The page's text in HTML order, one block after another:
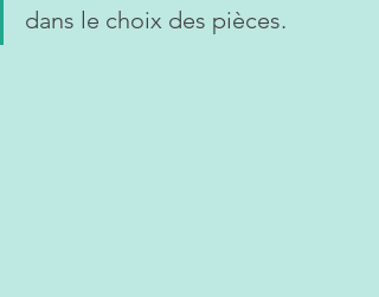
dans le choix des pièces.